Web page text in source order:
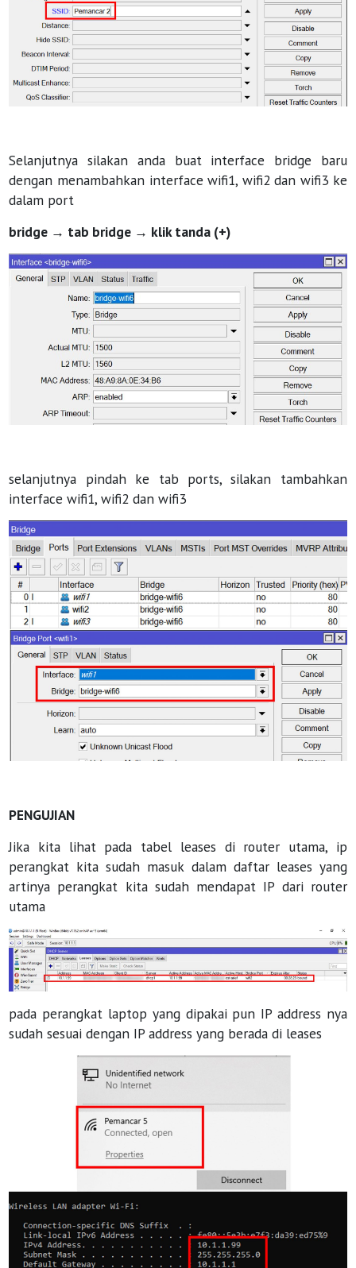
Selanjutnya silakan anda buat interface bridge baru
dengan menambahkan interface wifi1, wifi2 dan wifi3 ke
dalam port
bridge → tab bridge → klik tanda (+)
selanjutnya pindah ke tab ports, silakan tambahkan
interface wifi1, wifi2 dan wifi3
PENGUJIAN
Jika kita lihat pada tabel leases di router utama, ip
perangkat kita sudah masuk dalam daftar leases yang
artinya perangkat kita sudah mendapat IP dari router
utama
pada perangkat laptop yang dipakai pun IP address nya
sudah sesuai dengan IP address yang berada di leases